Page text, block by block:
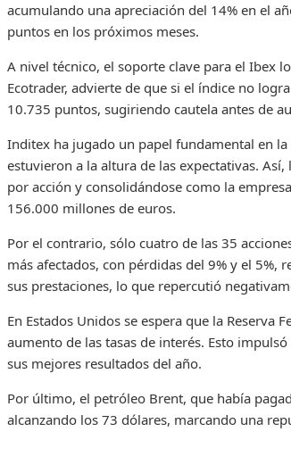
acumulando una apreciación del 14% en el
puntos en los próximos meses.
A nivel técnico, el soporte clave para el Ibex
Ecotrader, advierte de que si el índice no
10.735 puntos, sugiriendo cautela antes de
Inditex ha jugado un papel fundamental en
estuvieron a la altura de las expectativas.
por acción y consolidándose como la
156.000 millones de euros.
Por el contrario, sólo cuatro de las 35
más afectados, con pérdidas del 9% y el 5%,
sus prestaciones, lo que repercutió
En Estados Unidos se espera que la Reserva
aumento de las tasas de interés. Esto
sus mejores resultados del año.
Por último, el petróleo Brent, que había
alcanzando los 73 dólares, marcando una